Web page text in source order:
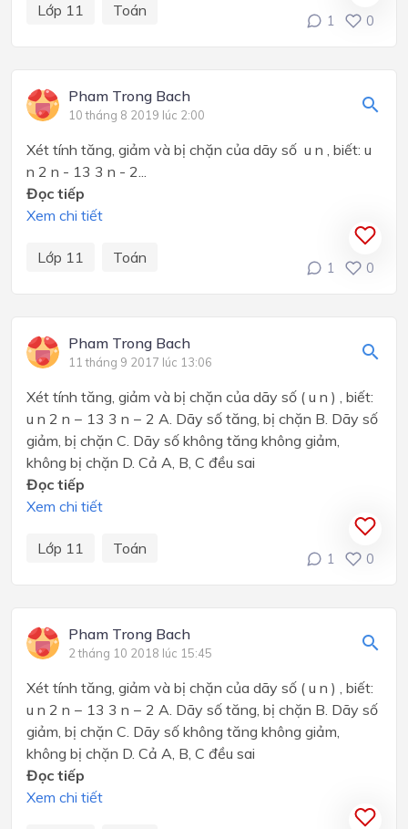
Lớp 11 Toán
1 0
Pham Trong Bach
10 tháng 8 2019 lúc 2:00
Xét tính tăng, giảm và bị chặn của dãy số u n , biết: u
n 2 n - 13 3 n - 2...
Đọc tiếp
Xem chi tiết
Lớp 11 Toán
1 0
Pham Trong Bach
11 tháng 9 2017 lúc 13:06
Xét tính tăng, giảm và bị chặn của dãy số ( u n ) , biết:
u n 2 n − 13 3 n − 2 A. Dãy số tăng, bị chặn B. Dãy số
giảm, bị chặn C. Dãy số không tăng không giảm,
không bị chặn D. Cả A, B, C đều sai
Đọc tiếp
Xem chi tiết
Lớp 11 Toán
1 0
Pham Trong Bach
2 tháng 10 2018 lúc 15:45
Xét tính tăng, giảm và bị chặn của dãy số ( u n ) , biết:
u n 2 n − 13 3 n − 2 A. Dãy số tăng, bị chặn B. Dãy số
giảm, bị chặn C. Dãy số không tăng không giảm,
không bị chặn D. Cả A, B, C đều sai
Đọc tiếp
Xem chi tiết